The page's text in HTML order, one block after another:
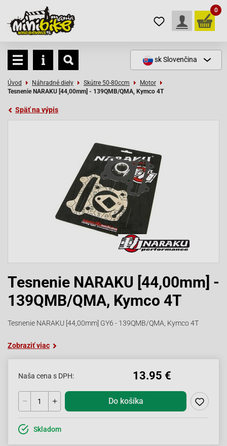
0
skSlovenčina
Úvod Náhradné diely Skútre 50-80ccm
Motor
Tesnenie NARAKU [44,00mm] - 139QMB/QMA, Kymco 4T
Späť na výpis
Tesnenie NARAKU [44,00mm] -
139QMB/QMA, Kymco 4T
Tesnenie NARAKU [44,00mm] GY6 - 139QMB/QMA, Kymco 4T
Zobraziť viac
Naša cena s DPH: 13.95 €
Do košíka
Skladom